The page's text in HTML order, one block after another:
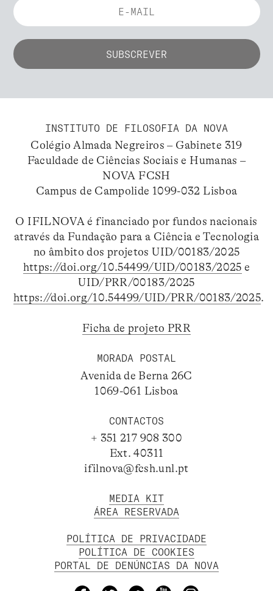
INSTITUTO DE FILOSOFIA DA NOVA
Colégio Almada Negreiros – Gabinete 319
Faculdade de Ciências Sociais e Humanas –
NOVA FCSH
Campus de Campolide 1099-032 Lisboa
O IFILNOVA é financiado por fundos nacionais
através da Fundação para a Ciência e Tecnologia
no âmbito dos projetos UID/00183/2025
https://doi.org/10.54499/UID/00183/2025 e
UID/PRR/00183/2025
https://doi.org/10.54499/UID/PRR/00183/2025.
Ficha de projeto PRR
MORADA POSTAL
Avenida de Berna 26C
1069-061 Lisboa
CONTACTOS
+ 351 217 908 300
Ext. 40311
ifilnova@fcsh.unl.pt
MEDIA KIT
ÁREA RESERVADA
POLÍTICA DE PRIVACIDADE
POLÍTICA DE COOKIES
PORTAL DE DENÚNCIAS DA NOVA